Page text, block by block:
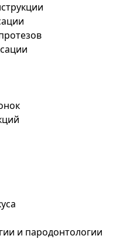
и пародонтологии